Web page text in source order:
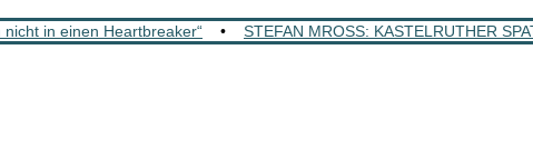
nicht in einen Heartbreaker“ • STEFAN MROSS: KASTELRUTHER